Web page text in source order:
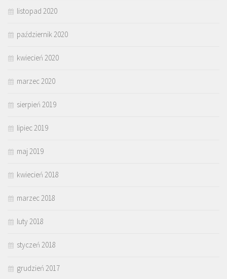
listopad 2020
październik 2020
kwiecień 2020
marzec 2020
sierpień 2019
lipiec 2019
maj 2019
kwiecień 2018
marzec 2018
luty 2018
styczeń 2018
grudzień 2017